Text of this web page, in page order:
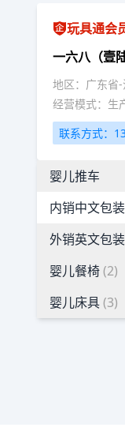
玩具通会
一六八（壹
地区：广东省
经营模式：生
联系方式：
婴儿推车
内销中文包装
外销英文包装
婴儿餐椅(2)
婴儿床具(3)